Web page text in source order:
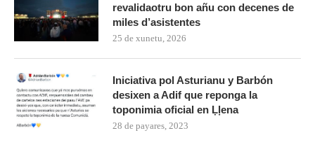
revalidaotru bon añu con decenes de
miles d’asistentes
25 de xunetu, 2026
Iniciativa pol Asturianu y Barbón
desixen a Adif que reponga la
toponimia oficial en Ḷḷena
28 de payares, 2023